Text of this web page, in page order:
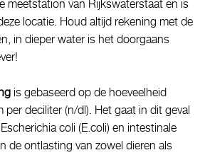
meetstation van Rijkswaterstaat en is
locatie. Houd altijd rekening met de
in dieper water is het doorgaans
is gebaseerd op de hoeveelheid
per deciliter (n/dl). Het gaat in dit geval
coli (E.coli) en intestinale
de ontlasting van zowel dieren als